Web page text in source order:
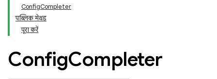
ConfigCompleter
पब्लिक मेथड
पूरा करें
ConfigCompleter